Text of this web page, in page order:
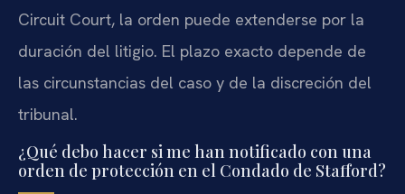
Circuit Court, la orden puede extenderse por la
duración del litigio. El plazo exacto depende de
las circunstancias del caso y de la discreción del
tribunal.
¿Qué debo hacer si me han notificado con una
orden de protección en el Condado de Stafford?